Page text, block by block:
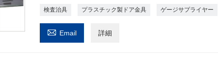
検査治具 プラスチック製ドア金具 ゲージサプライヤー
 Email 詳細